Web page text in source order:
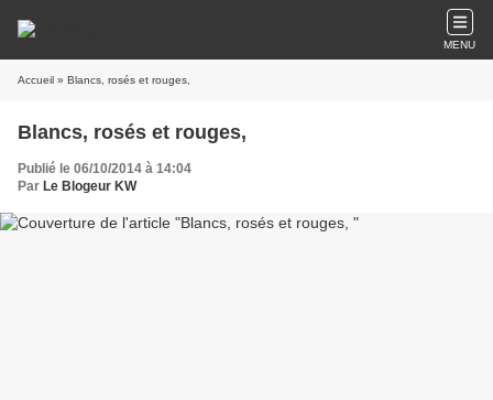
MENU
Accueil » Blancs, rosés et rouges,
Blancs, rosés et rouges,
Publié le 06/10/2014 à 14:04
Par Le Blogeur KW